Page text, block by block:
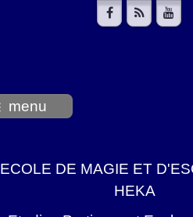
menu
ECOLE DE MAGIE ET
HEKA